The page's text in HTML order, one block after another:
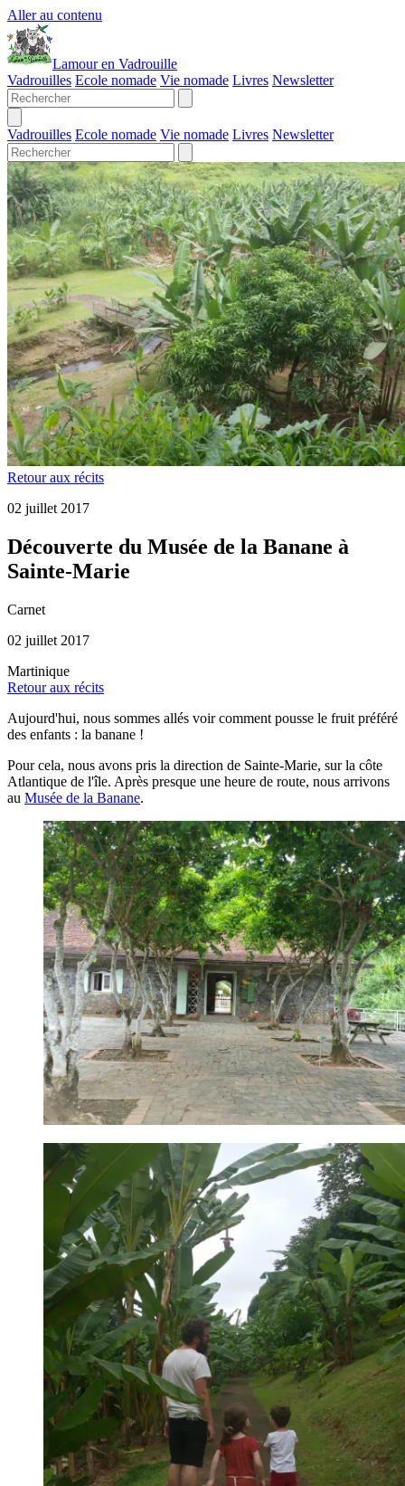
Aller au contenu
Lamour en Vadrouille
Vadrouilles Ecole nomade Vie nomade Livres Newsletter
Vadrouilles Ecole nomade Vie nomade Livres Newsletter
Retour aux récits
02 juillet 2017
Découverte du Musée de la Banane à
Sainte-Marie
Carnet
02 juillet 2017
Martinique
Retour aux récits
Aujourd'hui, nous sommes allés voir comment pousse le fruit préféré
des enfants : la banane !
Pour cela, nous avons pris la direction de Sainte-Marie, sur la côte
Atlantique de l'île. Après presque une heure de route, nous arrivons
au Musée de la Banane.